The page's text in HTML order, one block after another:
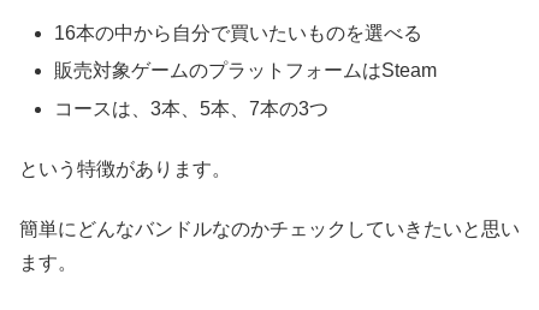
16本の中から自分で買いたいものを選べる
販売対象ゲームのプラットフォームはSteam
コースは、3本、5本、7本の3つ
という特徴があります。
簡単にどんなバンドルなのかチェックしていきたいと思い
ます。